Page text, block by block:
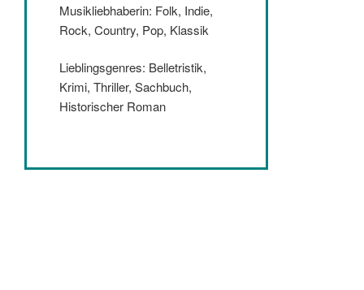
Musikliebhaberin: Folk, Indie,
Rock, Country, Pop, Klassik
Lieblingsgenres: Belletristik,
Krimi, Thriller, Sachbuch,
Historischer Roman